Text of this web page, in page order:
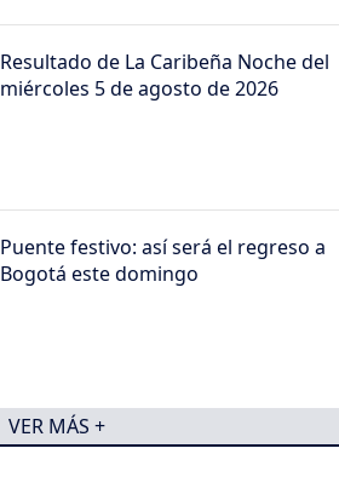
Resultado de La Caribeña Noche del
miércoles 5 de agosto de 2026
Puente festivo: así será el regreso a
Bogotá este domingo
VER MÁS +